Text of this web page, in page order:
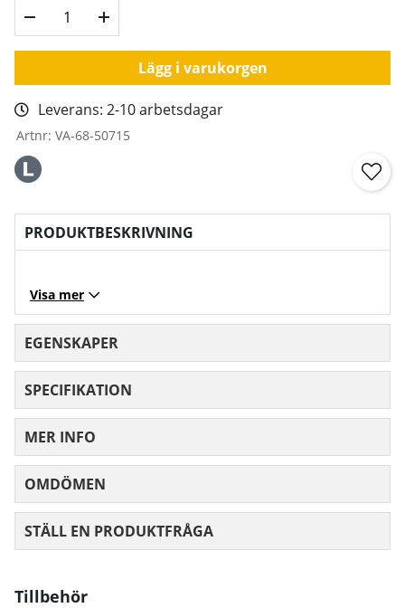
Lägg i varukorgen
Leverans: 2-10 arbetsdagar
Artnr: VA-68-50715
PRODUKTBESKRIVNING
Visa mer
EGENSKAPER
SPECIFIKATION
MER INFO
OMDÖMEN
STÄLL EN PRODUKTFRÅGA
Tillbehör